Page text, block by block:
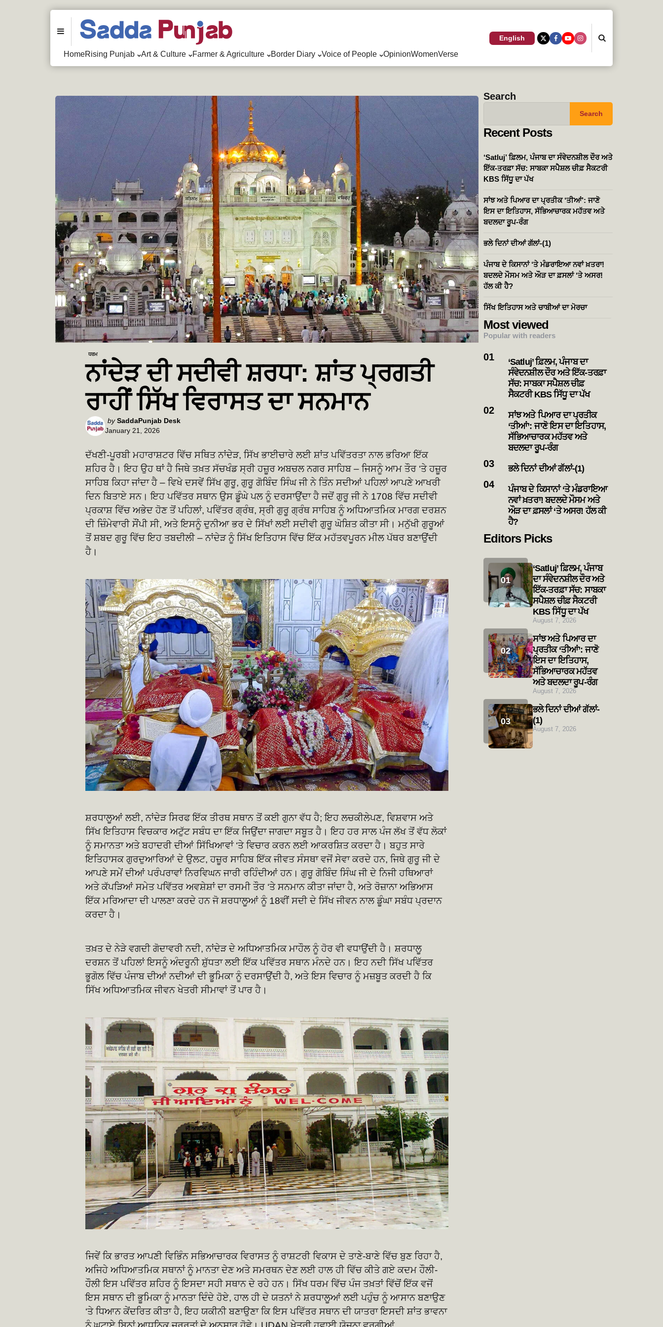
Menu
HomeRising Punjab Art & Culture Farmer & Agriculture Border Diary Voice of People OpinionWomenVerse
English
ਧਰਮ
ਨਾਂਦੇੜ ਦੀ ਸਦੀਵੀ ਸ਼ਰਧਾ: ਸ਼ਾਂਤ ਪ੍ਰਗਤੀ
ਰਾਹੀਂ ਸਿੱਖ ਵਿਰਾਸਤ ਦਾ ਸਨਮਾਨ
Posted
by
by SaddaPunjab Desk
January 21, 2026
ਦੱਖਣੀ-ਪੂਰਬੀ ਮਹਾਰਾਸ਼ਟਰ ਵਿੱਚ ਸਥਿਤ ਨਾਂਦੇੜ, ਸਿੱਖ ਭਾਈਚਾਰੇ ਲਈ ਸ਼ਾਂਤ ਪਵਿੱਤਰਤਾ ਨਾਲ ਭਰਿਆ ਇੱਕ
ਸ਼ਹਿਰ ਹੈ। ਇਹ ਉਹ ਥਾਂ ਹੈ ਜਿਥੇ ਤਖ਼ਤ ਸੱਚਖੰਡ ਸ੍ਰੀ ਹਜ਼ੂਰ ਅਬਚਲ ਨਗਰ ਸਾਹਿਬ – ਜਿਸਨੂੰ ਆਮ ਤੌਰ ‘ਤੇ ਹਜ਼ੂਰ
ਸਾਹਿਬ ਕਿਹਾ ਜਾਂਦਾ ਹੈ – ਵਿਖੇ ਦਸਵੇਂ ਸਿੱਖ ਗੁਰੂ, ਗੁਰੂ ਗੋਬਿੰਦ ਸਿੰਘ ਜੀ ਨੇ ਤਿੰਨ ਸਦੀਆਂ ਪਹਿਲਾਂ ਆਪਣੇ ਆਖਰੀ
ਦਿਨ ਬਿਤਾਏ ਸਨ। ਇਹ ਪਵਿੱਤਰ ਸਥਾਨ ਉਸ ਡੂੰਘੇ ਪਲ ਨੂੰ ਦਰਸਾਉਂਦਾ ਹੈ ਜਦੋਂ ਗੁਰੂ ਜੀ ਨੇ 1708 ਵਿੱਚ ਸਦੀਵੀ
ਪ੍ਰਕਾਸ਼ ਵਿੱਚ ਅਭੇਦ ਹੋਣ ਤੋਂ ਪਹਿਲਾਂ, ਪਵਿੱਤਰ ਗ੍ਰੰਥ, ਸ੍ਰੀ ਗੁਰੂ ਗ੍ਰੰਥ ਸਾਹਿਬ ਨੂੰ ਅਧਿਆਤਮਿਕ ਮਾਰਗ ਦਰਸ਼ਨ
ਦੀ ਜ਼ਿੰਮੇਵਾਰੀ ਸੌਂਪੀ ਸੀ, ਅਤੇ ਇਸਨੂੰ ਦੁਨੀਆ ਭਰ ਦੇ ਸਿੱਖਾਂ ਲਈ ਸਦੀਵੀ ਗੁਰੂ ਘੋਸ਼ਿਤ ਕੀਤਾ ਸੀ। ਮਨੁੱਖੀ ਗੁਰੂਆਂ
ਤੋਂ ਸ਼ਬਦ ਗੁਰੂ ਵਿੱਚ ਇਹ ਤਬਦੀਲੀ – ਨਾਂਦੇੜ ਨੂੰ ਸਿੱਖ ਇਤਿਹਾਸ ਵਿੱਚ ਇੱਕ ਮਹੱਤਵਪੂਰਨ ਮੀਲ ਪੱਥਰ ਬਣਾਉਂਦੀ
ਹੈ।
ਸ਼ਰਧਾਲੂਆਂ ਲਈ, ਨਾਂਦੇੜ ਸਿਰਫ ਇੱਕ ਤੀਰਥ ਸਥਾਨ ਤੋਂ ਕਈ ਗੁਨਾ ਵੱਧ ਹੈ; ਇਹ ਲਚਕੀਲੇਪਣ, ਵਿਸ਼ਵਾਸ ਅਤੇ
ਸਿੱਖ ਇਤਿਹਾਸ ਵਿਚਕਾਰ ਅਟੁੱਟ ਸਬੰਧ ਦਾ ਇੱਕ ਜਿਉਂਦਾ ਜਾਗਦਾ ਸਬੂਤ ਹੈ। ਇਹ ਹਰ ਸਾਲ ਪੰਜ ਲੱਖ ਤੋਂ ਵੱਧ ਲੋਕਾਂ
ਨੂੰ ਸਮਾਨਤਾ ਅਤੇ ਬਹਾਦਰੀ ਦੀਆਂ ਸਿੱਖਿਆਵਾਂ ‘ਤੇ ਵਿਚਾਰ ਕਰਨ ਲਈ ਆਕਰਸ਼ਿਤ ਕਰਦਾ ਹੈ। ਬਹੁਤ ਸਾਰੇ
ਇਤਿਹਾਸਕ ਗੁਰਦੁਆਰਿਆਂ ਦੇ ਉਲਟ, ਹਜ਼ੂਰ ਸਾਹਿਬ ਇੱਕ ਜੀਵਤ ਸੰਸਥਾ ਵਜੋਂ ਸੇਵਾ ਕਰਦੇ ਹਨ, ਜਿਥੇ ਗੁਰੂ ਜੀ ਦੇ
ਆਪਣੇ ਸਮੇਂ ਦੀਆਂ ਪਰੰਪਰਾਵਾਂ ਨਿਰਵਿਘਨ ਜਾਰੀ ਰਹਿੰਦੀਆਂ ਹਨ। ਗੁਰੂ ਗੋਬਿੰਦ ਸਿੰਘ ਜੀ ਦੇ ਨਿਜੀ ਹਥਿਆਰਾਂ
ਅਤੇ ਕੱਪੜਿਆਂ ਸਮੇਤ ਪਵਿੱਤਰ ਅਵਸ਼ੇਸ਼ਾਂ ਦਾ ਰਸਮੀ ਤੌਰ ‘ਤੇ ਸਨਮਾਨ ਕੀਤਾ ਜਾਂਦਾ ਹੈ, ਅਤੇ ਰੋਜ਼ਾਨਾ ਅਭਿਆਸ
ਇੱਕ ਮਰਿਆਦਾ ਦੀ ਪਾਲਣਾ ਕਰਦੇ ਹਨ ਜੋ ਸ਼ਰਧਾਲੂਆਂ ਨੂੰ 18ਵੀਂ ਸਦੀ ਦੇ ਸਿੱਖ ਜੀਵਨ ਨਾਲ ਡੂੰਘਾ ਸਬੰਧ ਪ੍ਰਦਾਨ
ਕਰਦਾ ਹੈ।
ਤਖ਼ਤ ਦੇ ਨੇੜੇ ਵਗਦੀ ਗੋਦਾਵਰੀ ਨਦੀ, ਨਾਂਦੇੜ ਦੇ ਅਧਿਆਤਮਿਕ ਮਾਹੌਲ ਨੂੰ ਹੋਰ ਵੀ ਵਧਾਉਂਦੀ ਹੈ। ਸ਼ਰਧਾਲੂ
ਦਰਸ਼ਨ ਤੋਂ ਪਹਿਲਾਂ ਇਸਨੂੰ ਅੰਦਰੂਨੀ ਸ਼ੁੱਧਤਾ ਲਈ ਇੱਕ ਪਵਿੱਤਰ ਸਥਾਨ ਮੰਨਦੇ ਹਨ। ਇਹ ਨਦੀ ਸਿੱਖ ਪਵਿੱਤਰ
ਭੂਗੋਲ ਵਿੱਚ ਪੰਜਾਬ ਦੀਆਂ ਨਦੀਆਂ ਦੀ ਭੂਮਿਕਾ ਨੂੰ ਦਰਸਾਉਂਦੀ ਹੈ, ਅਤੇ ਇਸ ਵਿਚਾਰ ਨੂੰ ਮਜ਼ਬੂਤ ​​ਕਰਦੀ ਹੈ ਕਿ
ਸਿੱਖ ਅਧਿਆਤਮਿਕ ਜੀਵਨ ਖੇਤਰੀ ਸੀਮਾਵਾਂ ਤੋਂ ਪਾਰ ਹੈ।
ਜਿਵੇਂ ਕਿ ਭਾਰਤ ਆਪਣੀ ਵਿਭਿੰਨ ਸਭਿਆਚਾਰਕ ਵਿਰਾਸਤ ਨੂੰ ਰਾਸ਼ਟਰੀ ਵਿਕਾਸ ਦੇ ਤਾਣੇ-ਬਾਣੇ ਵਿੱਚ ਬੁਣ ਰਿਹਾ ਹੈ,
ਅਜਿਹੇ ਅਧਿਆਤਮਿਕ ਸਥਾਨਾਂ ਨੂੰ ਮਾਨਤਾ ਦੇਣ ਅਤੇ ਸਮਰਥਨ ਦੇਣ ਲਈ ਹਾਲ ਹੀ ਵਿੱਚ ਕੀਤੇ ਗਏ ਕਦਮ ਹੌਲੀ-
ਹੌਲੀ ਇਸ ਪਵਿੱਤਰ ਸ਼ਹਿਰ ਨੂੰ ਇਸਦਾ ਸਹੀ ਸਥਾਨ ਦੇ ਰਹੇ ਹਨ। ਸਿੱਖ ਧਰਮ ਵਿੱਚ ਪੰਜ ਤਖ਼ਤਾਂ ਵਿੱਚੋਂ ਇੱਕ ਵਜੋਂ
ਇਸ ਸਥਾਨ ਦੀ ਭੂਮਿਕਾ ਨੂੰ ਮਾਨਤਾ ਦਿੰਦੇ ਹੋਏ, ਹਾਲ ਹੀ ਦੇ ਯਤਨਾਂ ਨੇ ਸ਼ਰਧਾਲੂਆਂ ਲਈ ਪਹੁੰਚ ਨੂੰ ਆਸਾਨ ਬਣਾਉਣ
‘ਤੇ ਧਿਆਨ ਕੇਂਦਰਿਤ ਕੀਤਾ ਹੈ, ਇਹ ਯਕੀਨੀ ਬਣਾਉਣਾ ਕਿ ਇਸ ਪਵਿੱਤਰ ਸਥਾਨ ਦੀ ਯਾਤਰਾ ਇਸਦੀ ਸ਼ਾਂਤ ਭਾਵਨਾ
Search
Search
Recent Posts
‘Satluj’ ਫ਼ਿਲਮ, ਪੰਜਾਬ ਦਾ ਸੰਵੇਦਨਸ਼ੀਲ ਦੌਰ ਅਤੇ
ਇੱਕ-ਤਰਫ਼ਾ ਸੱਚ: ਸਾਬਕਾ ਸਪੈਸ਼ਲ ਚੀਫ਼ ਸੈਕਟਰੀ
KBS ਸਿੱਧੂ ਦਾ ਪੱਖ
ਸਾਂਝ ਅਤੇ ਪਿਆਰ ਦਾ ਪ੍ਰਤੀਕ ‘ਤੀਆਂ’: ਜਾਣੋ
ਇਸ ਦਾ ਇਤਿਹਾਸ, ਸੱਭਿਆਚਾਰਕ ਮਹੱਤਵ ਅਤੇ
ਬਦਲਦਾ ਰੂਪ-ਰੰਗ
ਭਲੇ ਦਿਨਾਂ ਦੀਆਂ ਗੱਲਾਂ-(1)
ਪੰਜਾਬ ਦੇ ਕਿਸਾਨਾਂ ‘ਤੇ ਮੰਡਰਾਇਆ ਨਵਾਂ ਖ਼ਤਰਾ!
ਬਦਲਦੇ ਮੌਸਮ ਅਤੇ ਔੜ ਦਾ ਫ਼ਸਲਾਂ ‘ਤੇ ਅਸਰ!
ਹੱਲ ਕੀ ਹੈ?
ਸਿੱਖ ਇਤਿਹਾਸ ਅਤੇ ਚਾਬੀਆਂ ਦਾ ਮੋਰਚਾ
Most viewed
Popular with readers
‘Satluj’ ਫ਼ਿਲਮ, ਪੰਜਾਬ ਦਾ
ਸੰਵੇਦਨਸ਼ੀਲ ਦੌਰ ਅਤੇ ਇੱਕ-ਤਰਫ਼ਾ
ਸੱਚ: ਸਾਬਕਾ ਸਪੈਸ਼ਲ ਚੀਫ਼
ਸੈਕਟਰੀ KBS ਸਿੱਧੂ ਦਾ ਪੱਖ
ਸਾਂਝ ਅਤੇ ਪਿਆਰ ਦਾ ਪ੍ਰਤੀਕ
‘ਤੀਆਂ’: ਜਾਣੋ ਇਸ ਦਾ ਇਤਿਹਾਸ,
ਸੱਭਿਆਚਾਰਕ ਮਹੱਤਵ ਅਤੇ
ਬਦਲਦਾ ਰੂਪ-ਰੰਗ
ਭਲੇ ਦਿਨਾਂ ਦੀਆਂ ਗੱਲਾਂ-(1)
ਪੰਜਾਬ ਦੇ ਕਿਸਾਨਾਂ ‘ਤੇ ਮੰਡਰਾਇਆ
ਨਵਾਂ ਖ਼ਤਰਾ! ਬਦਲਦੇ ਮੌਸਮ ਅਤੇ
ਔੜ ਦਾ ਫ਼ਸਲਾਂ ‘ਤੇ ਅਸਰ! ਹੱਲ ਕੀ
ਹੈ?
Editors Picks
‘Satluj’ ਫ਼ਿਲਮ, ਪੰਜਾਬ
ਦਾ ਸੰਵੇਦਨਸ਼ੀਲ ਦੌਰ ਅਤੇ
ਇੱਕ-ਤਰਫ਼ਾ ਸੱਚ: ਸਾਬਕਾ
ਸਪੈਸ਼ਲ ਚੀਫ਼ ਸੈਕਟਰੀ
KBS ਸਿੱਧੂ ਦਾ ਪੱਖ
August 7, 2026
ਸਾਂਝ ਅਤੇ ਪਿਆਰ ਦਾ
ਪ੍ਰਤੀਕ ‘ਤੀਆਂ’: ਜਾਣੋ
ਇਸ ਦਾ ਇਤਿਹਾਸ,
ਸੱਭਿਆਚਾਰਕ ਮਹੱਤਵ
ਅਤੇ ਬਦਲਦਾ ਰੂਪ-ਰੰਗ
August 7, 2026
ਭਲੇ ਦਿਨਾਂ ਦੀਆਂ ਗੱਲਾਂ-
(1)
August 7, 2026